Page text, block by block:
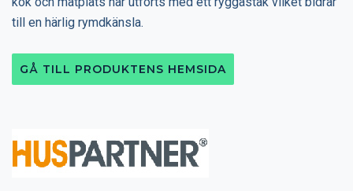
till en härlig rymdkänsla.
GÅ TILL PRODUKTENS HEMSIDA